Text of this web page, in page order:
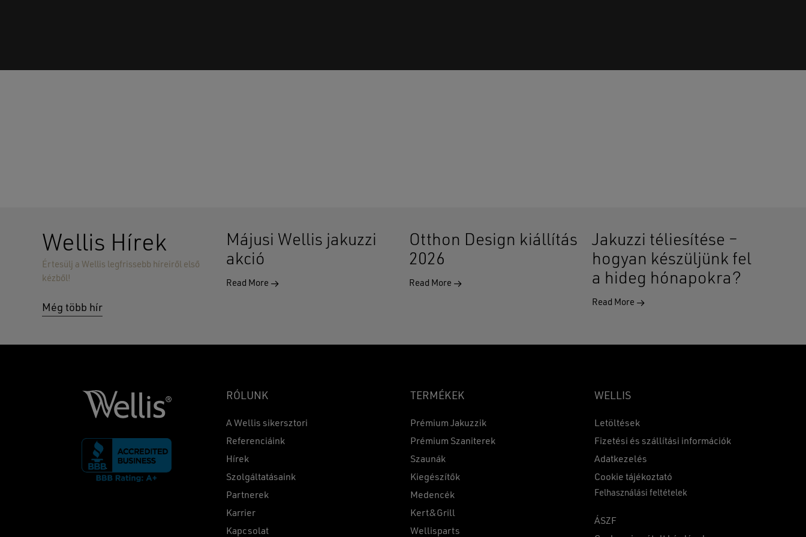
Wellis Hírek
Értesülj a Wellis legfrissebb híreiről első
kézből!
Még több hír
Májusi Wellis jakuzzi
akció
Read More
Otthon Design kiállítás
2026
Read More
Jakuzzi téliesítése –
hogyan készüljünk fel
a hideg hónapokra?
Read More
RÓLUNK
A Wellis sikersztori
Referenciáink
Hírek
Szolgáltatásaink
Partnerek
Karrier
Kapcsolat
TERMÉKEK
Prémium Jakuzzik
Prémium Szaniterek
Szaunák
Kiegészítők
Medencék
Kert&Grill
Wellisparts
WELLIS
Letöltések
Fizetési és szállítási információk
Adatkezelés
Cookie tájékoztató
Felhasználási feltételek
ÁSZF